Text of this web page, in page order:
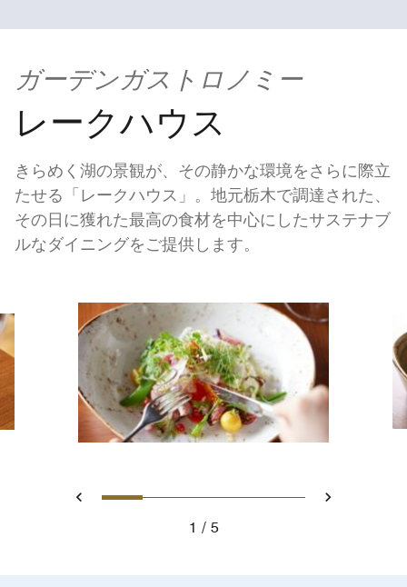
ガーデンガストロノミー
レークハウス
きらめく湖の景観が、その静かな環境をさらに際立
たせる「レークハウス」。地元栃木で調達された、
その日に獲れた最高の食材を中心にしたサステナブ
ルなダイニングをご提供します。
戻るスライド 1 - Appetizer 2
スライド 2 - Fish
スライド 3 - Pasta
スライド 4 - A
スライド 5
次へ
1
5